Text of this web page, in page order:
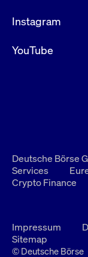
Instagram
YouTube
Deutsche Börse
Services
Crypto Finance
Impressum
Sitemap
© Deutsche Börse